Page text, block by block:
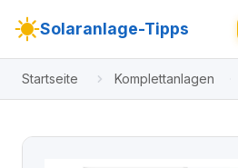
Solaranlage-Tipps
Startseite Komplettanlagen